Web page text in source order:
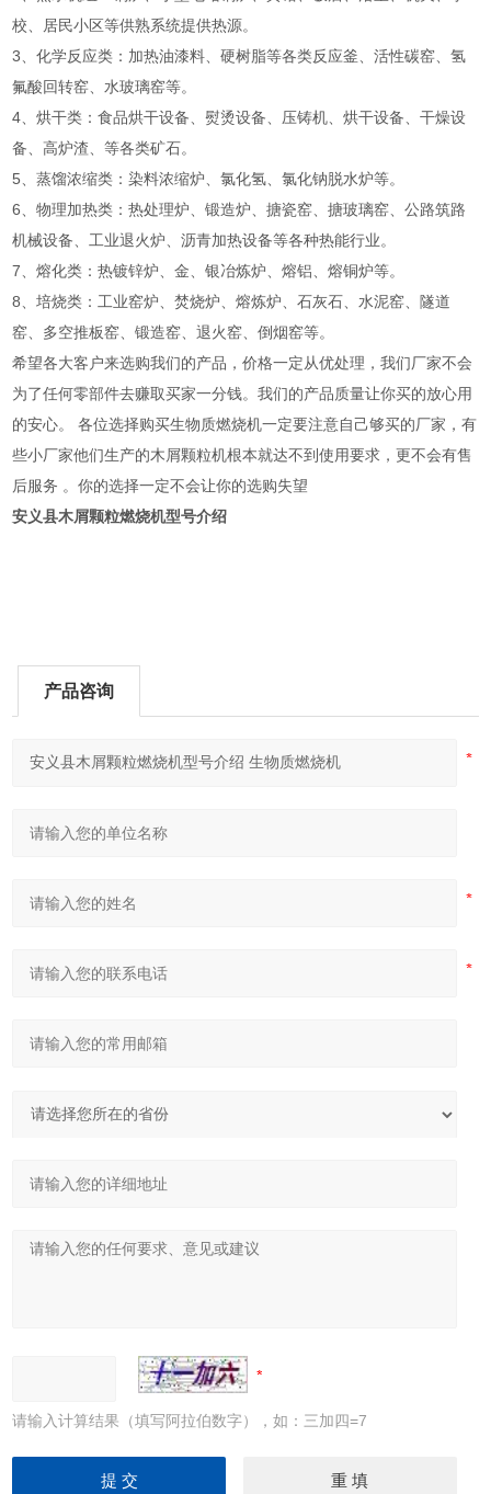
校、居民小区等供熟系统提供热源。
3、化学反应类：加热油漆料、硬树脂等各类反应釜、活性碳窑、氢
氟酸回转窑、水玻璃窑等。
4、烘干类：食品烘干设备、熨烫设备、压铸机、烘干设备、干燥设
备、高炉渣、等各类矿石。
5、蒸馏浓缩类：染料浓缩炉、氯化氢、氯化钠脱水炉等。
6、物理加热类：热处理炉、锻造炉、搪瓷窑、搪玻璃窑、公路筑路
机械设备、工业退火炉、沥青加热设备等各种热能行业。
7、熔化类：热镀锌炉、金、银冶炼炉、熔铝、熔铜炉等。
8、培烧类：工业窑炉、焚烧炉、熔炼炉、石灰石、水泥窑、隧道
窑、多空推板窑、锻造窑、退火窑、倒烟窑等。
希望各大客户来选购我们的产品，价格一定从优处理，我们厂家不会
为了任何零部件去赚取买家一分钱。我们的产品质量让你买的放心用
的安心。 各位选择购买生物质燃烧机一定要注意自己够买的厂家，有
些小厂家他们生产的木屑颗粒机根本就达不到使用要求，更不会有售
后服务 。你的选择一定不会让你的选购失望
安义县木屑颗粒燃烧机型号介绍
产品咨询
请输入计算结果（填写阿拉伯数字），如：三加四=7